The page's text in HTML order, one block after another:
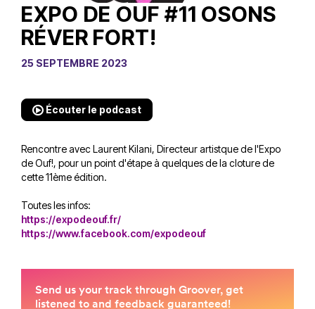
EXPO DE OUF #11 OSONS
RÉVER FORT!
25 SEPTEMBRE 2023
Écouter le podcast
Rencontre avec Laurent Kilani, Directeur artistque de l'Expo
de Ouf!, pour un point d'étape à quelques de la cloture de
cette 11ème édition.
Toutes les infos:
https://expodeouf.fr/
https://www.facebook.com/expodeouf